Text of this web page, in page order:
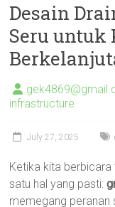
Desain
Seru untuk
infrastructure
July 27, 2025
Ketika kita
satu hal yang pasti:
memegang peranan